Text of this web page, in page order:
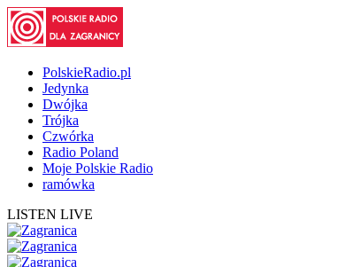
PolskieRadio.pl
Jedynka
Dwójka
Trójka
Czwórka
Radio Poland
Moje Polskie Radio
ramówka
LISTEN LIVE